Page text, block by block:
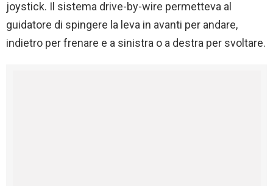
joystick. Il sistema drive-by-wire permetteva al
guidatore di spingere la leva in avanti per andare,
indietro per frenare e a sinistra o a destra per svoltare.